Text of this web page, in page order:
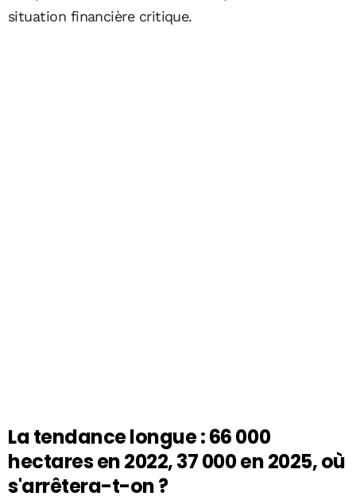
situation financière critique.
La tendance longue : 66 000
hectares en 2022, 37 000 en 2025, où
s'arrêtera-t-on ?